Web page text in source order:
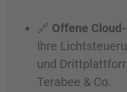
🔗 Offene
Ihre
und
Terabee & Co.